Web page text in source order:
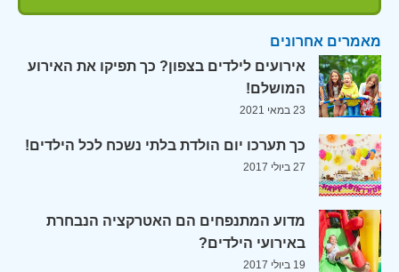
מאמרים אחרונים
אירועים לילדים בצפון? כך תפיקו את האירוע
המושלם!
23 במאי 2021
כך תערכו יום הולדת בלתי נשכח לכל הילדים!
27 ביולי 2017
מדוע המתנפחים הם האטרקציה הנבחרת
באירועי הילדים?
19 ביולי 2017